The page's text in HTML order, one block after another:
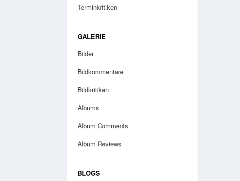
Terminkritiken
GALERIE
Bilder
Bildkommentare
Bildkritiken
Albums
Album Comments
Album Reviews
BLOGS